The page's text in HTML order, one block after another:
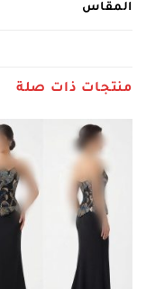
المقاس
منتجات ذات صلة